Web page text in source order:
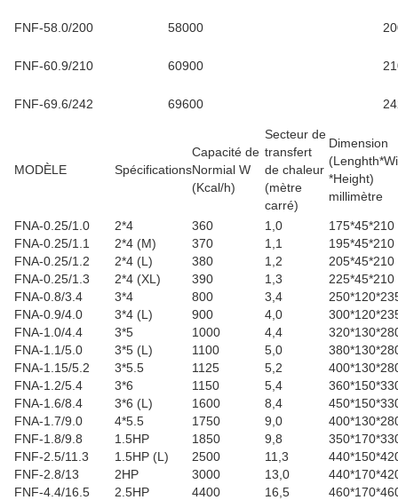
FNF-58.0/200 58000
FNF-60.9/210 60900
FNF-69.6/242 69600
MODÈLE Spécifications
Capacité de
Normial W
(Kcal/h)
Secteur de
transfert
de chaleur
(mètre
carré)
Dimension
*Height)
millimètre
FNA-0.25/1.0 2*4 360 1,0
175*45*210
FNA-0.25/1.1
2*4 (M) 370 1,1
195*45*210
FNA-0.25/1.2
2*4 (L) 380 1,2
205*45*210
FNA-0.25/1.3
2*4 (XL) 390 1,3
225*45*210
FNA-0.8/3.4
3*4 800 3,4
FNA-0.9/4.0
3*4 (L) 900 4,0
FNA-1.0/4.4
3*5 1000 4,4
FNA-1.1/5.0
3*5 (L) 1100 5,0
FNA-1.15/5.2
3*5.5 1125 5,2
FNA-1.2/5.4
3*6 1150 5,4
FNA-1.6/8.4
3*6 (L) 1600 8,4
FNA-1.7/9.0
4*5.5 1750 9,0
FNF-1.8/9.8
1.5HP 1850 9,8
FNF-2.5/11.3
1.5HP (L) 2500 11,3
FNF-2.8/13
2HP 3000 13,0
FNF-4.4/16.5
2.5HP 4400 16,5